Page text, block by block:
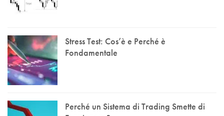
Stress Test: Cos’è e Perché è
Fondamentale
Perché un Sistema di Trading Smette di